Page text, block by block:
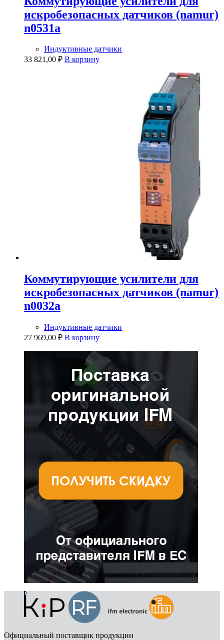
искробезопасных датчиков (namur)
n0531a
Индуктивные датчики
33 821,00 ₽ В корзину
Коммутирующие усилители для
искробезопасных датчиков (namur)
n0032a
Индуктивные датчики
27 969,00 ₽ В корзину
Официальный поставщик продукции